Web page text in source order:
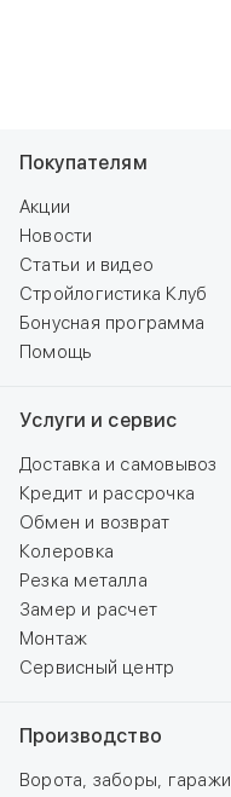
Покупателям
Акции
Новости
Статьи и видео
Стройлогистика Клуб
Бонусная программа
Помощь
Услуги и сервис
Доставка и самовывоз
Кредит и рассрочка
Обмен и возврат
Колеровка
Резка металла
Замер и расчет
Монтаж
Сервисный центр
Производство
Ворота, заборы, гаражи